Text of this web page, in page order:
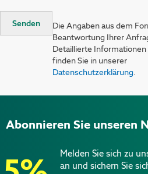
Senden
Die Angaben aus dem
Beantwortung Ihrer
Detaillierte
finden Sie in unserer
Datenschutzerklärung.
Abonnieren Sie unseren
Melden Sie sich zu
an und sichern Sie